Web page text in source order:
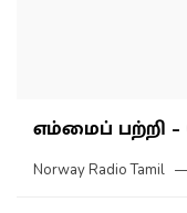
எம்மைப் பற்றி –
Norway Radio Tamil